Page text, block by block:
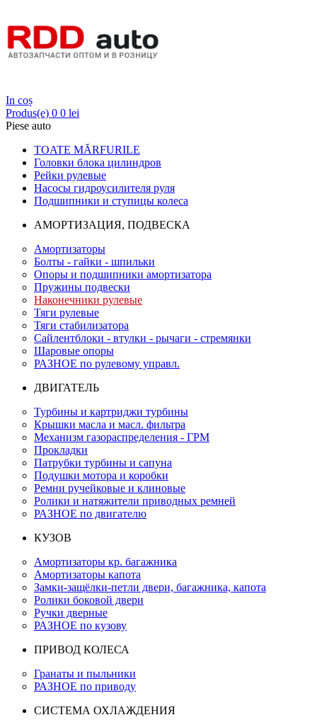
In coș
Produs(e) 0 0 lei
Piese auto
TOATE MĂRFURILE
Головки блока цилиндров
Рейки рулевые
Насосы гидроусилителя руля
Подшипники и ступицы колеса
АМОРТИЗАЦИЯ, ПОДВЕСКА
Амортизаторы
Болты - гайки - шпильки
Опоры и подшипники амортизатора
Пружины подвески
Наконечники рулевые
Тяги рулевые
Тяги стабилизатора
Сайлентблоки - втулки - рычаги - стремянки
Шаровые опоры
РАЗНОЕ по рулевому управл.
ДВИГАТЕЛЬ
Турбины и картриджи турбины
Крышки масла и масл. фильтра
Механизм газораспределения - ГРМ
Прокладки
Патрубки турбины и сапуна
Подушки мотора и коробки
Ремни ручейковые и клиновые
Ролики и натяжители приводных ремней
РАЗНОЕ по двигателю
КУЗОВ
Амортизаторы кр. багажника
Амортизаторы капота
Замки-защёлки-петли двери, багажника, капота
Ролики боковой двери
Ручки дверные
РАЗНОЕ по кузову
ПРИВОД КОЛЕСА
Гранаты и пыльники
РАЗНОЕ по приводу
СИСТЕМА ОХЛАЖДЕНИЯ